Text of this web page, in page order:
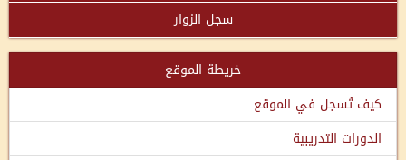
سجل الزوار
خريطة الموقع
كيف تُسجل في الموقع
الدورات التدريبية